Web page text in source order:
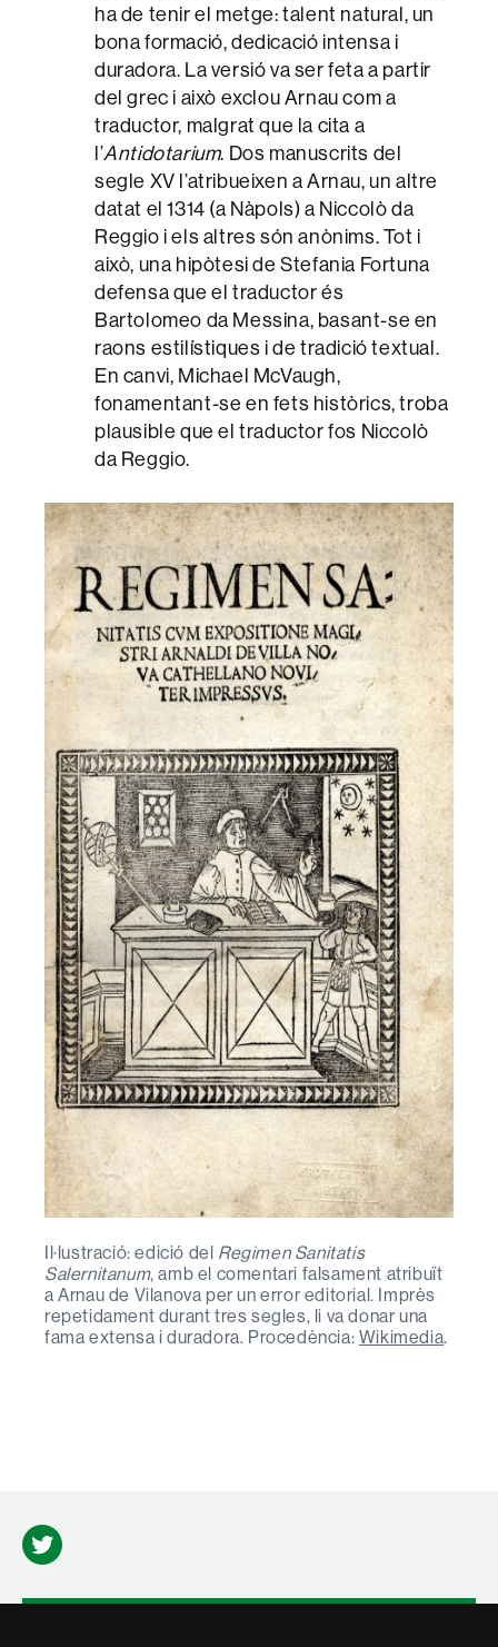
ha de tenir el metge: talent natural, un
bona formació, dedicació intensa i
duradora. La versió va ser feta a partir
del grec i això exclou Arnau com a
traductor, malgrat que la cita a
l’Antidotarium. Dos manuscrits del
segle XV l’atribueixen a Arnau, un altre
datat el 1314 (a Nàpols) a Niccolò da
Reggio i els altres són anònims. Tot i
això, una hipòtesi de Stefania Fortuna
defensa que el traductor és
Bartolomeo da Messina, basant-se en
raons estilístiques i de tradició textual.
En canvi, Michael McVaugh,
fonamentant-se en fets històrics, troba
plausible que el traductor fos Niccolò
da Reggio.
Il·lustració: edició del Regimen Sanitatis
Salernitanum, amb el comentari falsament atribuït
a Arnau de Vilanova per un error editorial. Imprès
repetidament durant tres segles, li va donar una
fama extensa i duradora. Procedència: Wikimedia.
Twitter